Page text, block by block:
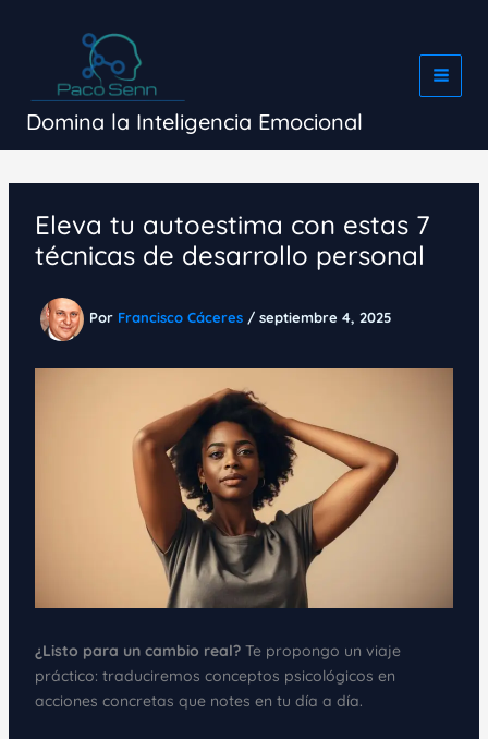
Domina la Inteligencia Emocional
Eleva tu autoestima con estas 7
técnicas de desarrollo personal
Por Francisco Cáceres / septiembre 4, 2025
¿Listo para un cambio real?Te propongo un viaje
práctico: traduciremos conceptos psicológicos en
acciones concretas que notes en tu día a día.